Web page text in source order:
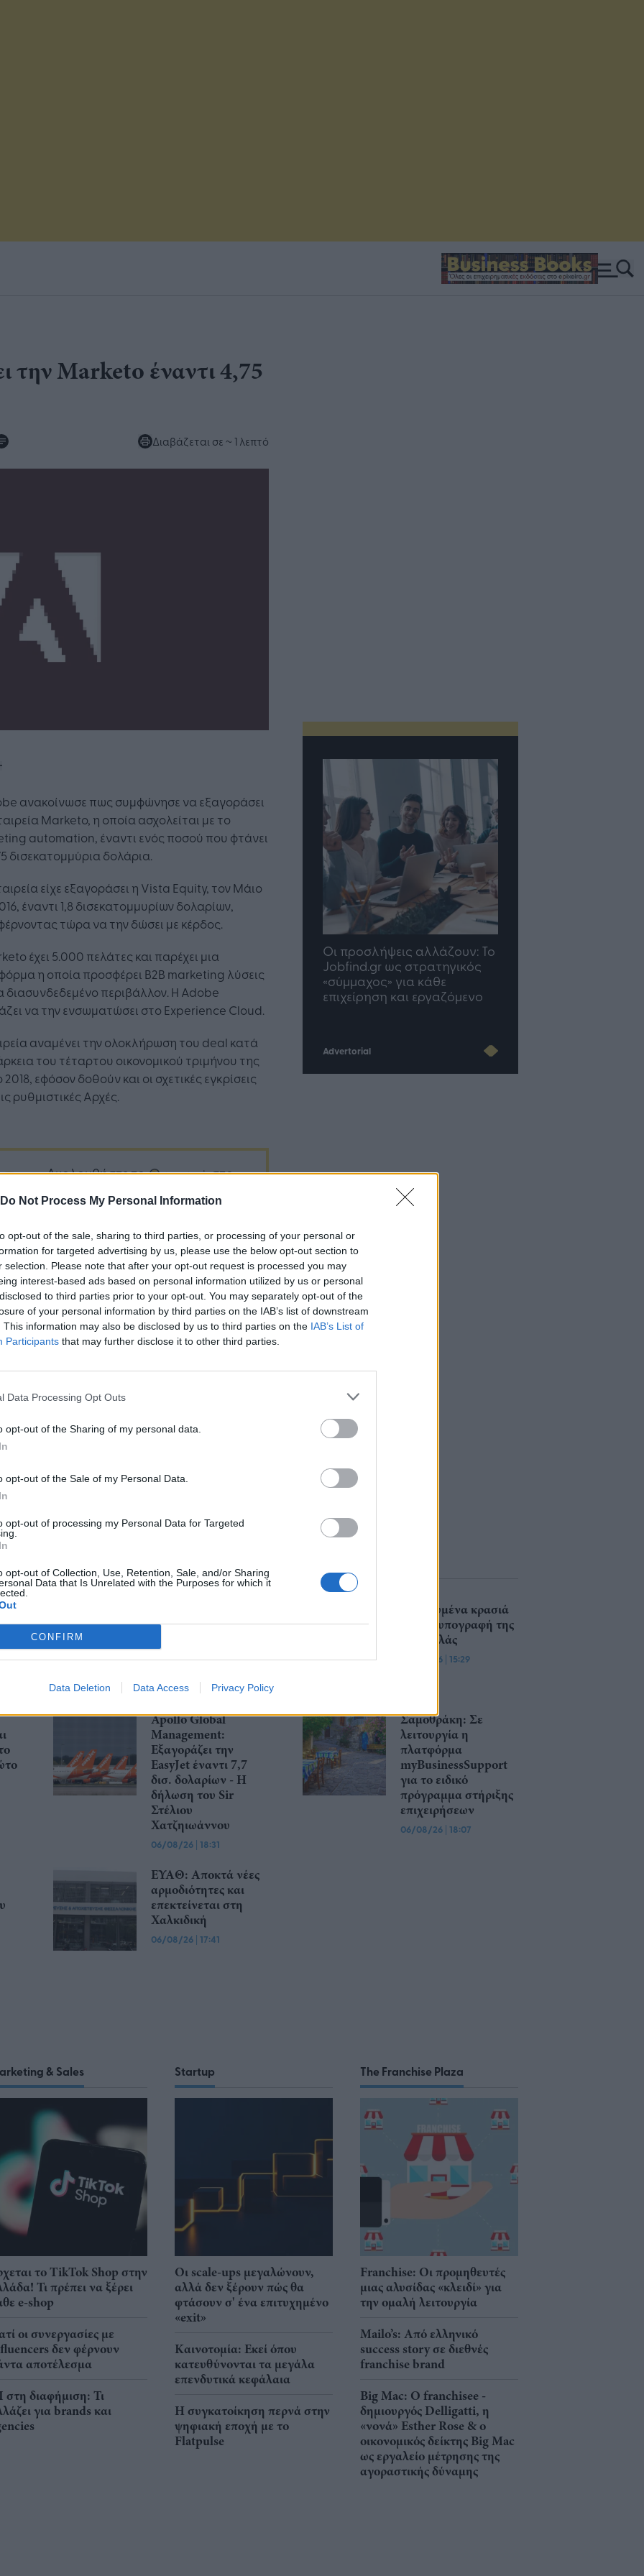
Do Not Process My Personal Information
opt-out of the sale, sharing to third parties, or processing of your personal or
for targeted advertising by us, please use the below opt-out section to
selection. Please note that after your opt-out request is processed you may
interest-based ads based on personal information utilized by us or personal
to third parties prior to your opt-out. You may separately opt-out of the
of your personal information by third parties on the IAB’s list of downstream
This information may also be disclosed by us to third parties on the IAB’s List of
Participants that may further disclose it to other third parties.
Data Processing Opt Outs
opt-out of the Sharing of my personal data.
opt-out of the Sale of my Personal Data.
opt-out of processing my Personal Data for Targeted
opt-out of Collection, Use, Retention, Sale, and/or Sharing
Data that Is Unrelated with the Purposes for which it
CONFIRM
Data Deletion Data Access Privacy Policy
την Marketo έναντι 4,75
Διαβάζεται σε ~ 1 λεπτό
ανακοίνωσε πως συμφώνησε να εξαγοράσει
Marketo, η οποία ασχολείται με το
automation, έναντι ενός ποσού που φτάνει
δισεκατομμύρια δολάρια.
είχε εξαγοράσει η Vista Equity, τον Μάιο
έναντι 1,8 δισεκατομμυρίων δολαρίων,
τώρα να την δώσει με κέρδος.
έχει 5.000 πελάτες και παρέχει μια
η οποία προσφέρει B2B marketing λύσεις
διασυνδεδεμένο περιβάλλον. Η Adobe
να την ενσωματώσει στο Experience Cloud.
αναμένει την ολοκλήρωση του deal κατά
του τέταρτου οικονομικού τριμήνου της
2018, εφόσον δοθούν και οι σχετικές εγκρίσεις
ρυθμιστικές Αρχές.
Ακολουθήστε το στο
όλα τα επιχειρηματικά νέα
Δείτε όλες τις τελευταίες
επιχειρηματικέςΕιδήσεις από την
Ελλάδα και τον κόσμο στο
Η Τεχνητή Νοημοσύνη: το νέο
λειτουργικό σύστημα της
επιχείρησης
Οι προσλήψεις αλλάζουν: To
Jobfind.gr ως στρατηγικός
«σύμμαχος» για κάθε
επιχείρηση και εργαζόμενο
Advertorial
Novibet ανανεώνουν
μέχρι το 2028
Βραβευμένα κρασιά
με την υπογραφή της
Lidl Ελλάς
07/08/26 | 15:29
Apollo Global
Management:
Εξαγοράζει την
EasyJet έναντι 7,7
δισ. δολαρίων - Η
δήλωση του Sir
Στέλιου
Χατζηιωάννου
06/08/26 | 18:31
Σαμοθράκη: Σε
λειτουργία η
πλατφόρμα
myBusinessSupport
για το ειδικό
πρόγραμμα στήριξης
επιχειρήσεων
06/08/26 | 18:07
ΕΥΑΘ: Αποκτά νέες
αρμοδιότητες και
επεκτείνεται στη
Χαλκιδική
06/08/26 | 17:41
& Sales
το TikTok Shop στην
Τι πρέπει να ξέρει
e-shop
οι συνεργασίες με
δεν φέρνουν
αποτέλεσμα
στη διαφήμιση: Τι
για brands και
Startup
Οι scale-ups μεγαλώνουν,
αλλά δεν ξέρουν πώς θα
φτάσουν σ' ένα επιτυχημένο
«exit»
Καινοτομία: Εκεί όπου
κατευθύνονται τα μεγάλα
επενδυτικά κεφάλαια
Η συγκατοίκηση περνά στην
ψηφιακή εποχή με το
Flatpulse
The Franchise Plaza
Franchise: Οι προμηθευτές
μιας αλυσίδας «κλειδί» για
την ομαλή λειτουργία
Mailo’s: Από ελληνικό
success story σε διεθνές
franchise brand
Big Mac: Ο franchisee -
δημιουργός Delligatti, η
«νονά» Esther Rose & ο
οικονομικός δείκτης Big Mac
ως εργαλείο μέτρησης της
αγοραστικής δύναμης